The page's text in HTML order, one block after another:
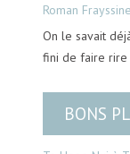
Roman
On le savait
fini de faire
BONS